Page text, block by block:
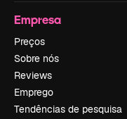
Empresa
Preços
Sobre nós
Reviews
Emprego
Tendências de pesquisa